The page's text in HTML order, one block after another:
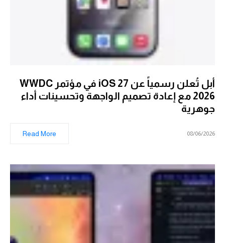
أبل تُعلن رسمياً عن iOS 27 في مؤتمر WWDC
2026 مع إعادة تصميم الواجهة وتحسينات أداء
جوهرية
08/06/2026
Read More